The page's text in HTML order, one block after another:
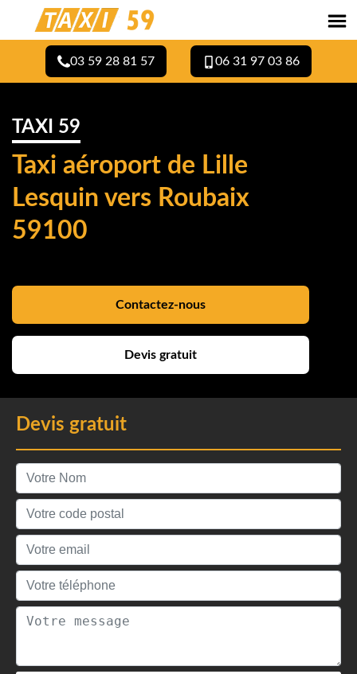
03 59 28 81 57 06 31 97 03 86
TAXI 59
Taxi aéroport de Lille
Lesquin vers Roubaix
59100
Contactez-nous
Devis gratuit
Devis gratuit